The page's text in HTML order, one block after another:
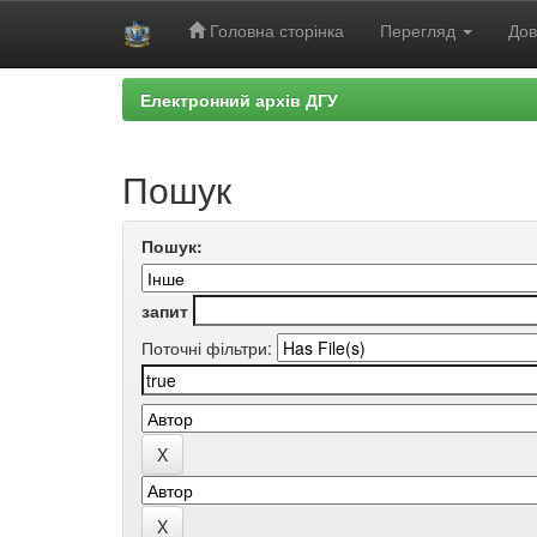
Головна сторінка Перегляд
Електронний архів ДГУ
Пошук
Пошук:
запит
Поточні фільтри: